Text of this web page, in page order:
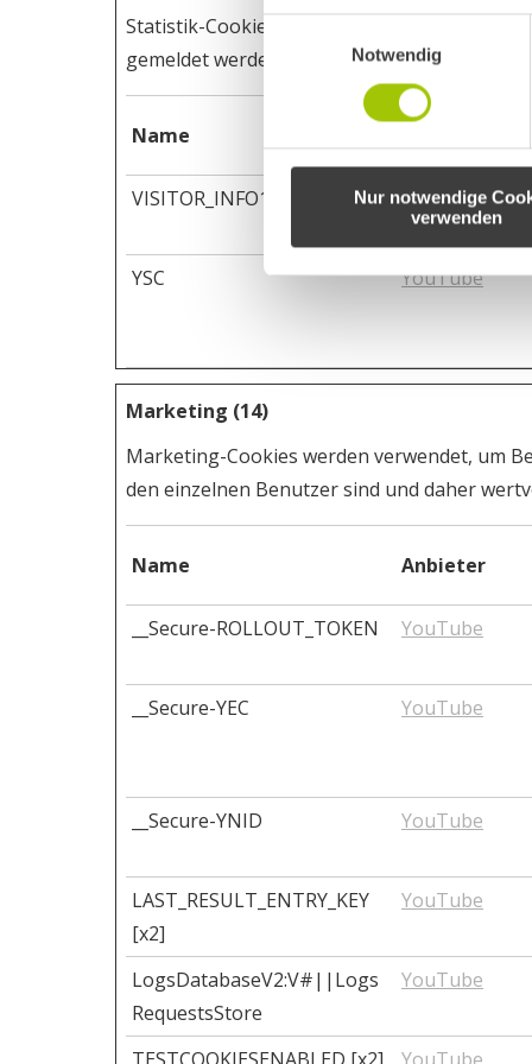
Einwilligungsauswahl
Notwendig
Nur notwendige
verwenden
Statistik-Cookies helfen Webseiten-
gemeldet werden.
Name
VISITOR_INFO1_LIVE YouTube
YSC YouTube
Marketing (14)
Marketing-Cookies werden verwendet, um
den einzelnen Benutzer sind und daher
Name Anbieter
__Secure-ROLLOUT_TOKEN YouTube
__Secure-YEC YouTube
__Secure-YNID YouTube
LAST_RESULT_ENTRY_KEY
[x2]
YouTube
LogsDatabaseV2:V#||Logs
RequestsStore
YouTube